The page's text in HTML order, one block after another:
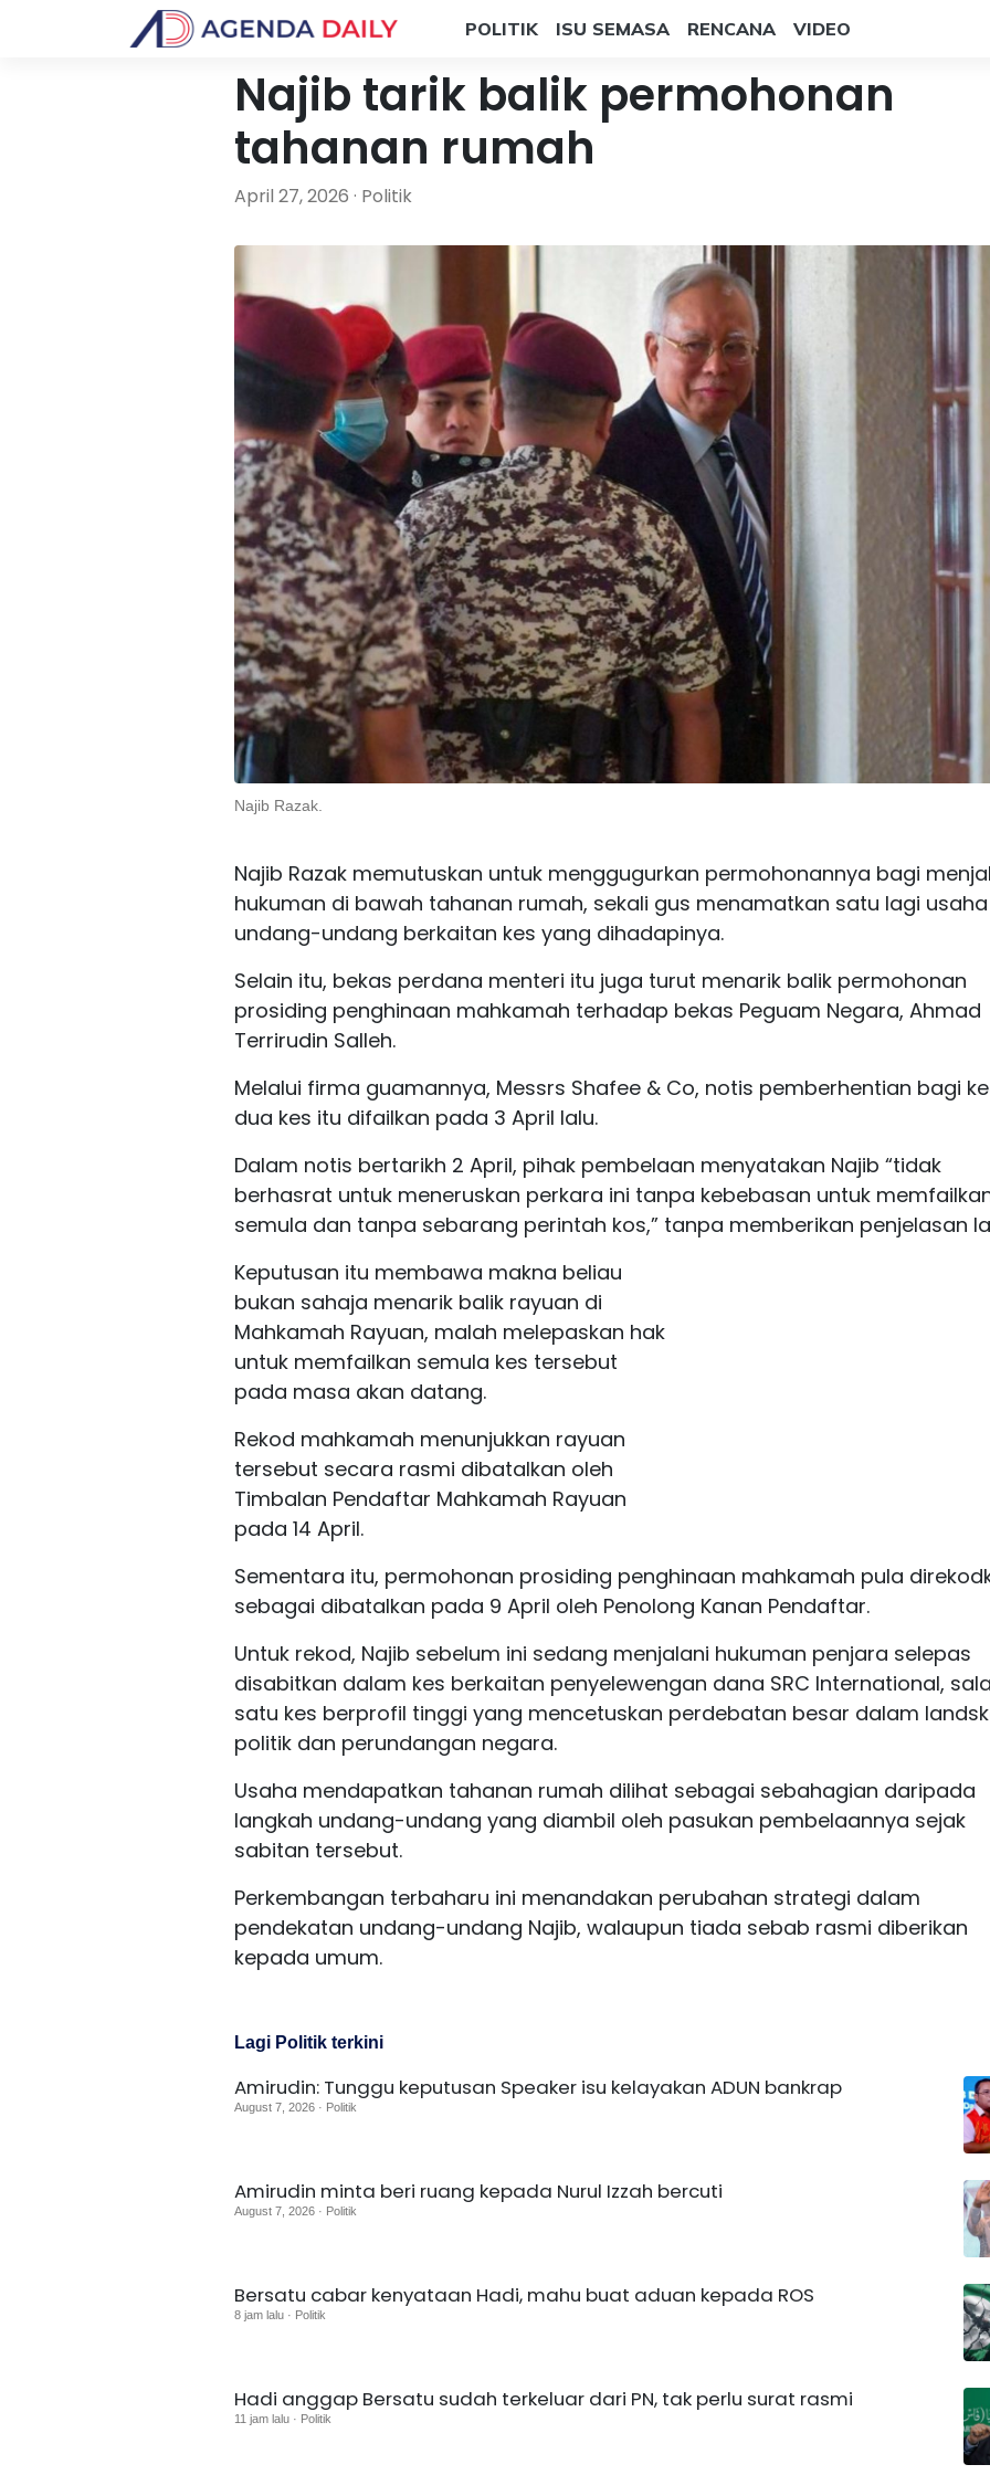
POLITIK ISU SEMASA RENCANA VIDEO
Najib tarik balik permohonan
tahanan rumah
April 27, 2026 · Politik
Najib Razak.
Najib Razak memutuskan untuk menggugurkan permohonannya bagi
hukuman di bawah tahanan rumah, sekali gus menamatkan satu lagi usaha
undang-undang berkaitan kes yang dihadapinya.
Selain itu, bekas perdana menteri itu juga turut menarik balik permohonan
prosiding penghinaan mahkamah terhadap bekas Peguam Negara, Ahmad
Terrirudin Salleh.
Melalui firma guamannya, Messrs Shafee & Co, notis pemberhentian bagi
dua kes itu difailkan pada 3 April lalu.
Dalam notis bertarikh 2 April, pihak pembelaan menyatakan Najib “tidak
berhasrat untuk meneruskan perkara ini tanpa kebebasan untuk
semula dan tanpa sebarang perintah kos,” tanpa memberikan penjelasan
Keputusan itu membawa makna beliau
bukan sahaja menarik balik rayuan di
Mahkamah Rayuan, malah melepaskan hak
untuk memfailkan semula kes tersebut
pada masa akan datang.
Rekod mahkamah menunjukkan rayuan
tersebut secara rasmi dibatalkan oleh
Timbalan Pendaftar Mahkamah Rayuan
pada 14 April.
Sementara itu, permohonan prosiding penghinaan mahkamah pula
sebagai dibatalkan pada 9 April oleh Penolong Kanan Pendaftar.
Untuk rekod, Najib sebelum ini sedang menjalani hukuman penjara selepas
disabitkan dalam kes berkaitan penyelewengan dana SRC International,
satu kes berprofil tinggi yang mencetuskan perdebatan besar dalam
politik dan perundangan negara.
Usaha mendapatkan tahanan rumah dilihat sebagai sebahagian daripada
langkah undang-undang yang diambil oleh pasukan pembelaannya sejak
sabitan tersebut.
Perkembangan terbaharu ini menandakan perubahan strategi dalam
pendekatan undang-undang Najib, walaupun tiada sebab rasmi diberikan
kepada umum.
Lagi Politik terkini
Amirudin: Tunggu keputusan Speaker isu kelayakan ADUN bankrap
August 7, 2026 · Politik
Amirudin minta beri ruang kepada Nurul Izzah bercuti
August 7, 2026 · Politik
Bersatu cabar kenyataan Hadi, mahu buat aduan kepada ROS
8 jam lalu · Politik
Hadi anggap Bersatu sudah terkeluar dari PN, tak perlu surat rasmi
11 jam lalu · Politik